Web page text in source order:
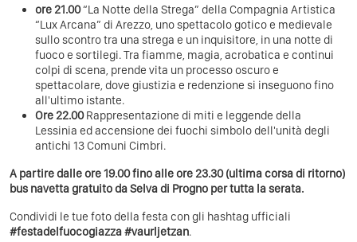
ore 21.00“La Notte della Strega” della Compagnia Artistica
“Lux Arcana” di Arezzo, uno spettacolo gotico e medievale
sullo scontro tra una strega e un inquisitore, in una notte di
fuoco e sortilegi. Tra fiamme, magia, acrobatica e continui
colpi di scena, prende vita un processo oscuro e
spettacolare, dove giustizia e redenzione si inseguono fino
all'ultimo istante.
Ore 22.00Rappresentazione di miti e leggende della
Lessinia ed accensione dei fuochi simbolo dell'unità degli
antichi 13 Comuni Cimbri.
A partire dalle ore 19.00 fino alle ore 23.30 (ultima corsa di ritorno)
bus navetta gratuito da Selva di Progno per tutta la serata.
Condividi le tue foto della festa con gli hashtag ufficiali
#festadelfuocogiazza #vaurljetzan.